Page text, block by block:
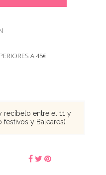
A 45€
recíbelo entre el 11 y
festivos y Baleares)